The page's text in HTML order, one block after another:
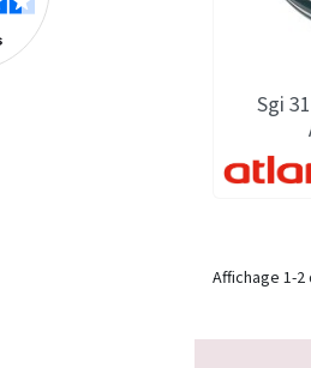
Sgi
Affichage 1-